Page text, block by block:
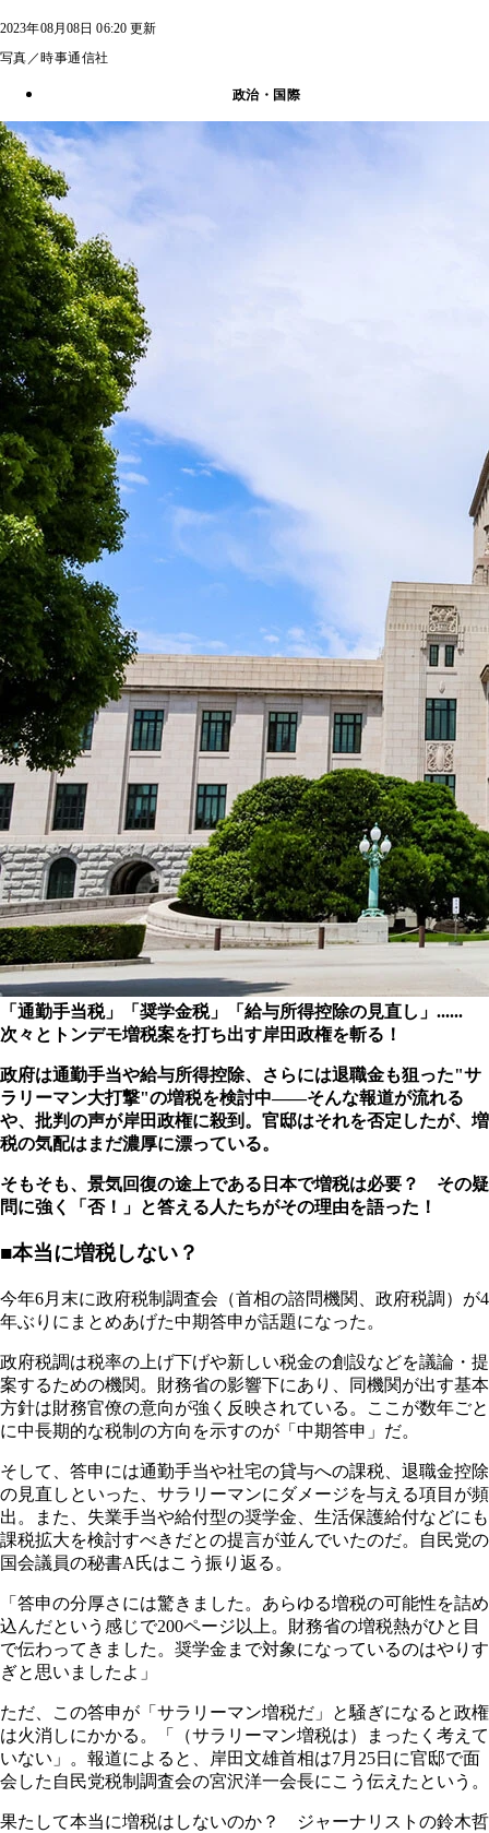
2023年08月08日 06:20 更新
写真／時事通信社
政治・国際
「通勤手当税」「奨学金税」「給与所得控除の見直し」......
次々とトンデモ増税案を打ち出す岸田政権を斬る！
政府は通勤手当や給与所得控除、さらには退職金も狙った"サ
ラリーマン大打撃"の増税を検討中――そんな報道が流れる
や、批判の声が岸田政権に殺到。官邸はそれを否定したが、増
税の気配はまだ濃厚に漂っている。
そもそも、景気回復の途上である日本で増税は必要？ その疑
問に強く「否！」と答える人たちがその理由を語った！
■本当に増税しない？
今年6月末に政府税制調査会（首相の諮問機関、政府税調）が4
年ぶりにまとめあげた中期答申が話題になった。
政府税調は税率の上げ下げや新しい税金の創設などを議論・提
案するための機関。財務省の影響下にあり、同機関が出す基本
方針は財務官僚の意向が強く反映されている。ここが数年ごと
に中長期的な税制の方向を示すのが「中期答申」だ。
そして、答申には通勤手当や社宅の貸与への課税、退職金控除
の見直しといった、サラリーマンにダメージを与える項目が頻
出。また、失業手当や給付型の奨学金、生活保護給付などにも
課税拡大を検討すべきだとの提言が並んでいたのだ。自民党の
国会議員の秘書A氏はこう振り返る。
「答申の分厚さには驚きました。あらゆる増税の可能性を詰め
込んだという感じで200ページ以上。財務省の増税熱がひと目
で伝わってきました。奨学金まで対象になっているのはやりす
ぎと思いましたよ」
ただ、この答申が「サラリーマン増税だ」と騒ぎになると政権
は火消しにかかる。「（サラリーマン増税は）まったく考えて
いない」。報道によると、岸田文雄首相は7月25日に官邸で面
会した自民党税制調査会の宮沢洋一会長にこう伝えたという。
果たして本当に増税はしないのか？ ジャーナリストの鈴木哲